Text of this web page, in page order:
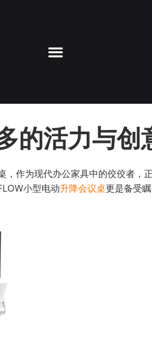
的活力与创
作为现代办公家具中的佼佼者，
小型电动升降会议桌更是备受瞩